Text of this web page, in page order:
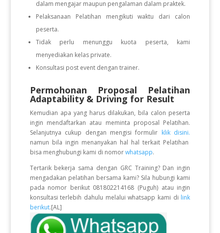
dalam mengajar maupun pengalaman dalam praktek.
Pelaksanaan Pelatihan mengikuti waktu dari calon
peserta.
Tidak perlu menunggu kuota peserta, kami
menyediakan kelas private.
Konsultasi post event dengan trainer.
Permohonan Proposal Pelatihan
Adaptability & Driving for Result
Kemudian apa yang harus dilakukan, bila calon peserta
ingin mendaftarkan atau meminta proposal Pelatihan.
Selanjutnya cukup dengan mengisi formulir klik disini.
namun bila ingin menanyakan hal hal terkait Pelatihan
bisa menghubungi kami di nomorwhatsapp.
Tertarik bekerja sama dengan GRC Training? Dan ingin
mengadakan pelatihan bersama kami? Sila hubungi kami
pada nomor berikut 081802214168 (Puguh) atau ingin
konsultasi terlebih dahulu melalui whatsapp kami di link
berikut.[AL]